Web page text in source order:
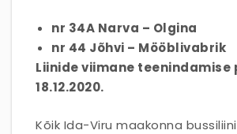
nr 34A Narva – Olgina
nr 44 Jõhvi – Mööblivabrik
Liinide viimane teenindamise
18.12.2020.
Kõik Ida-Viru maakonna